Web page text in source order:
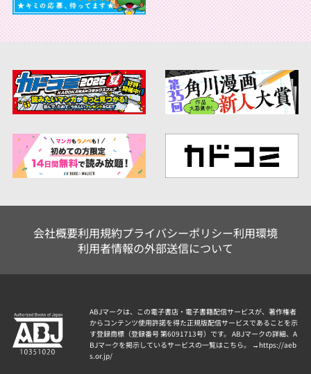
会社概要利用規約プライバシーポリシー利用環境
利用者情報の外部送信について
ABJマークは、この電子書店・電子書籍配信サービスが、著作権者
からコンテンツ使用許諾を得た正規版配信サービスであることを示
す登録商標（登録番号 第6091713号）です。 ABJマークの詳細、A
BJマークを掲示しているサービスの一覧はこちら。 → https://aeb
s.or.jp/